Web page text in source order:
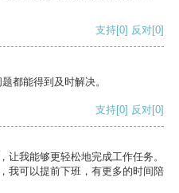
支持[0] 反对[0]
都能得到及时解决。
支持[0] 反对[0]
让我能够更轻松地完成工作任务。
我可以提前下班，有更多的时间陪